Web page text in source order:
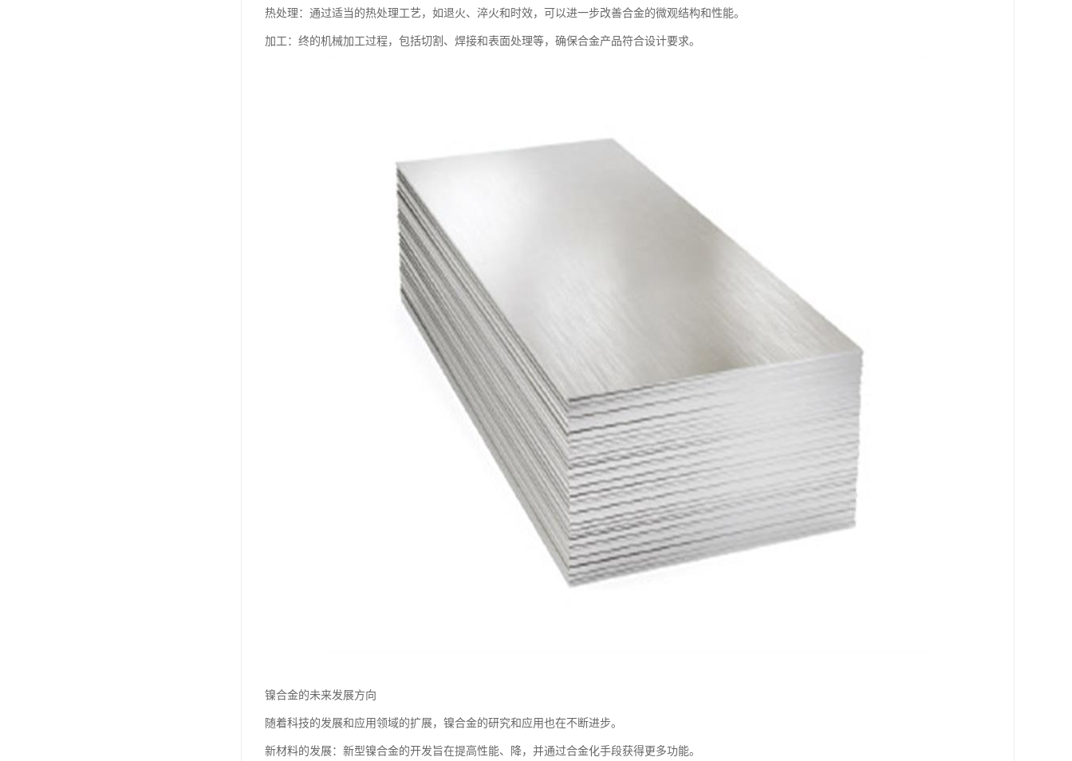
热处理：通过适当的热处理工艺，如退火、淬火和时效，可以进一步改善合金的微观结构和性能。
加工：终的机械加工过程，包括切割、焊接和表面处理等，确保合金产品符合设计要求。
镍合金的未来发展方向
随着科技的发展和应用领域的扩展，镍合金的研究和应用也在不断进步。
新材料的发展：新型镍合金的开发旨在提高性能、降，并通过合金化手段获得更多功能。